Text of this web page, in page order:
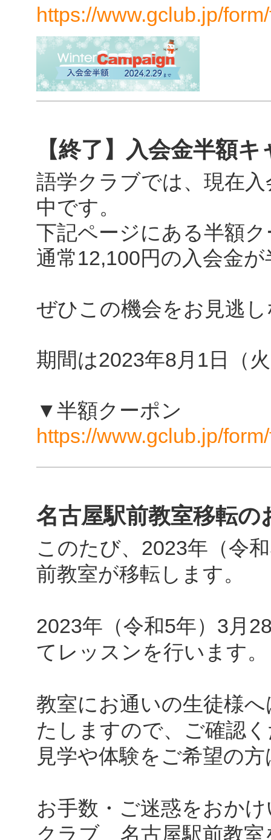
https://www.gclub.jp/
【終了】入会金半額
語学クラブでは、現在
中です。
下記ページにある半額
通常12,100円の入会金
ぜひこの機会をお見逃
期間は2023年8月1日（
▼半額クーポン
https://www.gclub.jp/
名古屋駅前教室移転の
このたび、2023年（令
前教室が移転します。
2023年（令和5年）3月
てレッスンを行います。
教室にお通いの生徒様
たしますので、ご確認
見学や体験をご希望の
お手数・ご迷惑をおか
クラブ 名古屋駅前教室